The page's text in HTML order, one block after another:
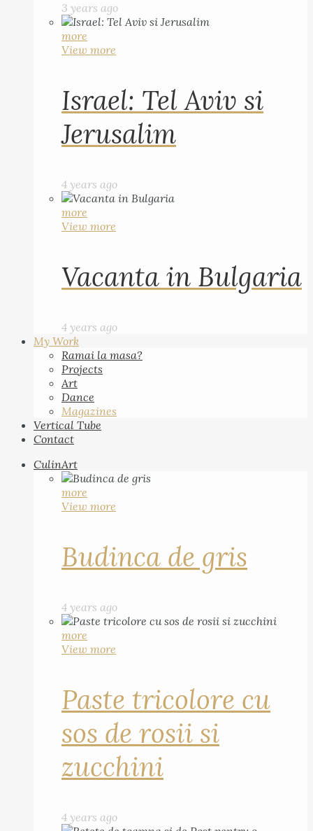
3 years ago
more
View more
Israel: Tel Aviv si
Jerusalim
4 years ago
more
View more
Vacanta in Bulgaria
4 years ago
My Work
Ramai la masa?
Projects
Art
Dance
Magazines
Vertical Tube
Contact
CulinArt
more
View more
Budinca de gris
4 years ago
more
View more
Paste tricolore cu
sos de rosii si
zucchini
4 years ago